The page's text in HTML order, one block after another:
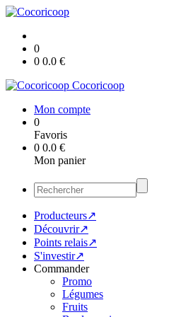
0
0 0.0 €
Cocoricoop
Mon compte
0
Favoris
0 0.0 €
Mon panier
Producteurs↗
Découvrir↗
Points relais↗
S'investir↗
Commander
Promo
Légumes
Fruits